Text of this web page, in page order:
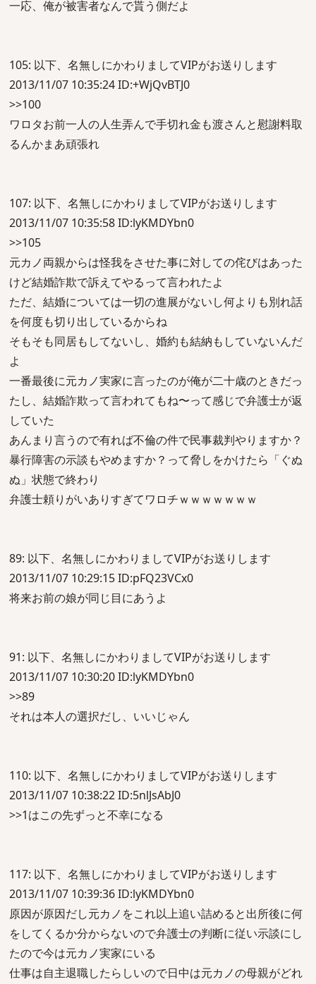
一応、俺が被害者なんで貰う側だよ
105: 以下、名無しにかわりましてVIPがお送りします
2013/11/07 10:35:24 ID:+WjQvBTJ0
>>100
ワロタお前一人の人生弄んで手切れ金も渡さんと慰謝料取
るんかまあ頑張れ
107: 以下、名無しにかわりましてVIPがお送りします
2013/11/07 10:35:58 ID:lyKMDYbn0
>>105
元カノ両親からは怪我をさせた事に対しての侘びはあった
けど結婚詐欺で訴えてやるって言われたよ
ただ、結婚については一切の進展がないし何よりも別れ話
を何度も切り出しているからね
そもそも同居もしてないし、婚約も結納もしていないんだ
よ
一番最後に元カノ実家に言ったのが俺が二十歳のときだっ
たし、結婚詐欺って言われてもね〜って感じで弁護士が返
していた
あんまり言うので有れば不倫の件で民事裁判やりますか？
暴行障害の示談もやめますか？って脅しをかけたら「ぐぬ
ぬ」状態で終わり
弁護士頼りがいありすぎてワロチｗｗｗｗｗｗｗ
89: 以下、名無しにかわりましてVIPがお送りします
2013/11/07 10:29:15 ID:pFQ23VCx0
将来お前の娘が同じ目にあうよ
91: 以下、名無しにかわりましてVIPがお送りします
2013/11/07 10:30:20 ID:lyKMDYbn0
>>89
それは本人の選択だし、いいじゃん
110: 以下、名無しにかわりましてVIPがお送りします
2013/11/07 10:38:22 ID:5nlJsAbJ0
>>1はこの先ずっと不幸になる
117: 以下、名無しにかわりましてVIPがお送りします
2013/11/07 10:39:36 ID:lyKMDYbn0
原因が原因だし元カノをこれ以上追い詰めると出所後に何
をしてくるか分からないので弁護士の判断に従い示談にし
たので今は元カノ実家にいる
仕事は自主退職したらしいので日中は元カノの母親がどれ